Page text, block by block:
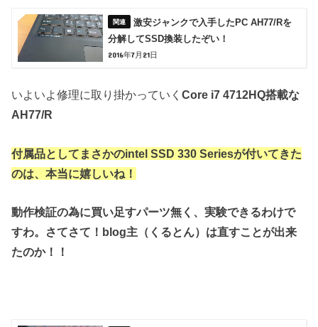
激安ジャンクで入手したPC AH77/Rを
分解してSSD換装したぞい！
2016年7月21日
いよいよ修理に取り掛かっていくCore i7 4712HQ搭載な
AH77/R
付属品としてまさかのintel SSD 330 Seriesが付いてきた
のは、本当に嬉しいね！
動作検証の為に買い足すパーツ無く、実験できるわけで
すわ。 さてさて！blog主（くるとん）は直すことが出来
たのか！！